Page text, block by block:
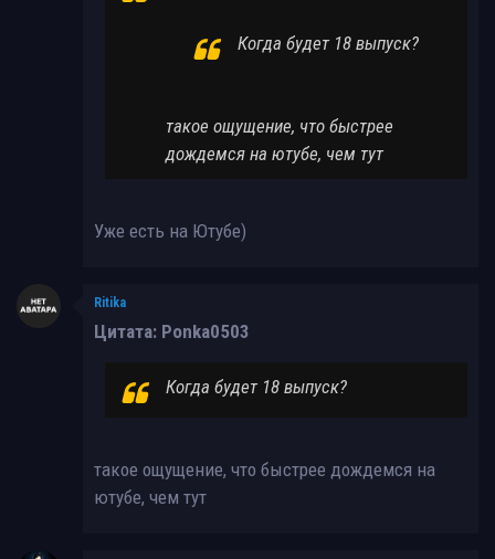
Когда будет 18 выпуск?
такое ощущение, что быстрее
дождемся на ютубе, чем тут
Уже есть на Ютубе)
Ritika
Цитата: Ponka0503
Когда будет 18 выпуск?
такое ощущение, что быстрее дождемся на
ютубе, чем тут